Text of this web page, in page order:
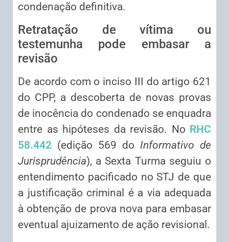
condenação definitiva.
Retratação de vítima ou
testemunha pode embasar a
revisão
De acordo com o inciso III do artigo 621
do CPP, a descoberta de novas provas
de inocência do condenado se enquadra
entre as hipóteses da revisão. No RHC
58.442 (edição 569 do Informativo de
Jurisprudência), a Sexta Turma seguiu o
entendimento pacificado no STJ de que
a justificação criminal é a via adequada
à obtenção de prova nova para embasar
eventual ajuizamento de ação revisional.